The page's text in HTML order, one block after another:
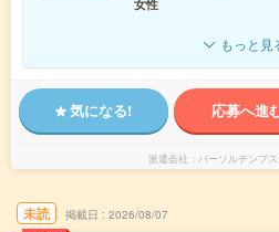
女性
もっと見
気になる! 応募へ進
派遣会社 パーソルテンプ
未読 掲載日 2026/08/07